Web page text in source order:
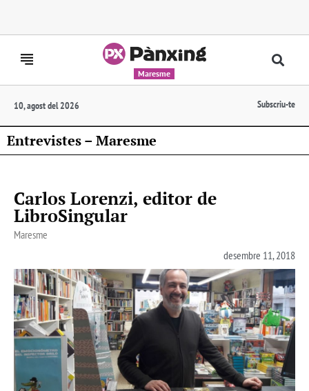
Maresme
10, agost del 2026 Subscriu-te
Entrevistes – Maresme
Carlos Lorenzi, editor de
LibroSingular
Maresme
desembre 11, 2018